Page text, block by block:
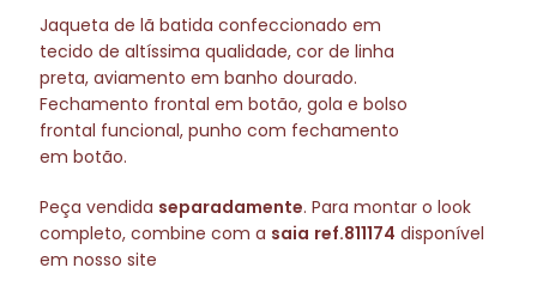
Jaqueta de lã batida confeccionado em
tecido de altíssima qualidade, cor de linha
preta, aviamento em banho dourado.
Fechamento frontal em botão, gola e bolso
frontal funcional, punho com fechamento
em botão.
Peça vendida separadamente. Para montar o look
completo, combine com a saia ref.811174 disponível
em nosso site